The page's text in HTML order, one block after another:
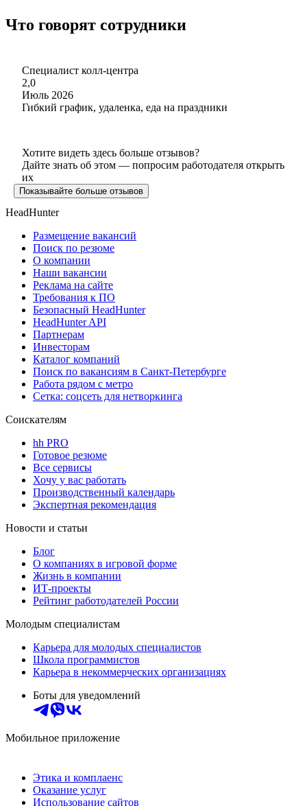
Что говорят сотрудники
Специалист колл-центра
2,0
Июль 2026
Гибкий график, удаленка, еда на праздники
Хотите видеть здесь больше отзывов?
Дайте знать об этом — попросим работодателя открыть
их
Показывайте больше отзывов
HeadHunter
Размещение вакансий
Поиск по резюме
О компании
Наши вакансии
Реклама на сайте
Требования к ПО
Безопасный HeadHunter
HeadHunter API
Партнерам
Инвесторам
Каталог компаний
Поиск по вакансиям в Санкт-Петербурге
Работа рядом с метро
Сетка: соцсеть для нетворкинга
Соискателям
hh PRO
Готовое резюме
Все сервисы
Хочу у вас работать
Производственный календарь
Экспертная рекомендация
Новости и статьи
Блог
О компаниях в игровой форме
Жизнь в компании
ИТ-проекты
Рейтинг работодателей России
Молодым специалистам
Карьера для молодых специалистов
Школа программистов
Карьера в некоммерческих организациях
Боты для уведомлений
Мобильное приложение
Этика и комплаенс
Оказание услуг
Использование сайтов